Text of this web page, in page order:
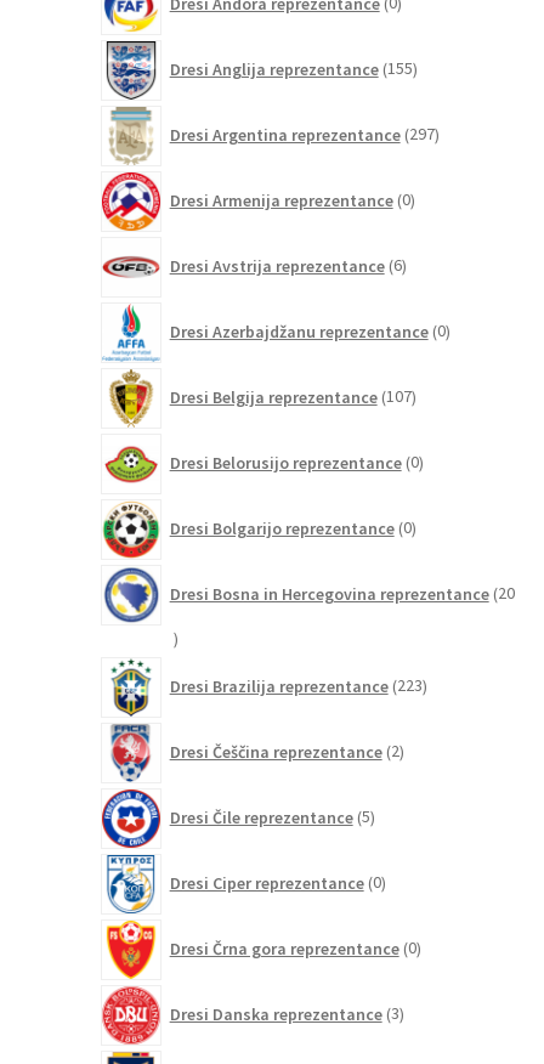
izdelkov
Dresi Anglija reprezentance 155izdelkov
Dresi Argentina reprezentance 297izdelkov
Dresi Armenija reprezentance 0izdelkov
Dresi Avstrija reprezentance 6izdelkov
Dresi Azerbajdžanu reprezentance 0izdelkov
Dresi Belgija reprezentance 107izdelkov
Dresi Belorusijo reprezentance 0izdelkov
Dresi Bolgarijo reprezentance 0izdelkov
Dresi Bosna in Hercegovina reprezentance 20
20
Dresi Brazilija reprezentance 223izdelkov
Dresi Češčina reprezentance 2izdelka
Dresi Čile reprezentance 5izdelkov
Dresi Ciper reprezentance 0izdelkov
Dresi Črna gora reprezentance 0izdelkov
Dresi Danska reprezentance 3izdelki